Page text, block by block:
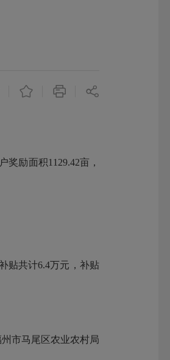
励面积1129.42亩，
贴共计6.4万元，补贴
马尾区农业农村局